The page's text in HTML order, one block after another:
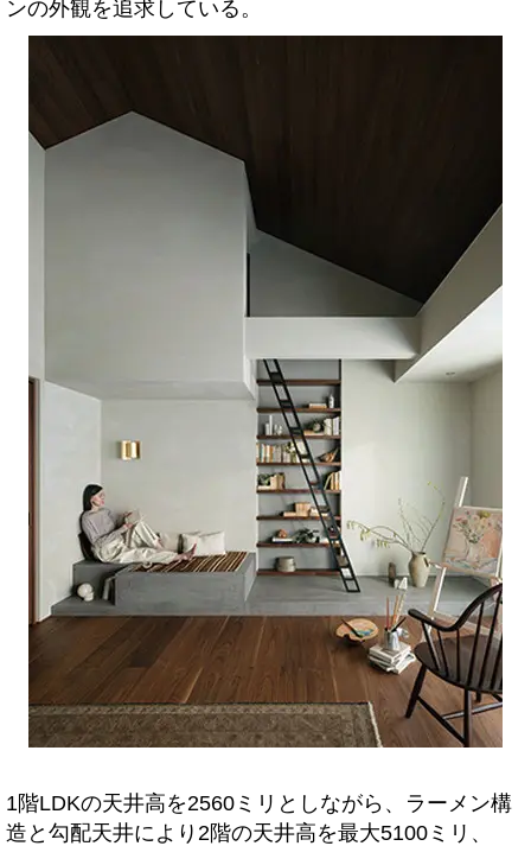
ンの外観を追求している。
1階LDKの天井高を2560ミリとしながら、ラーメン構
造と勾配天井により2階の天井高を最大5100ミリ、